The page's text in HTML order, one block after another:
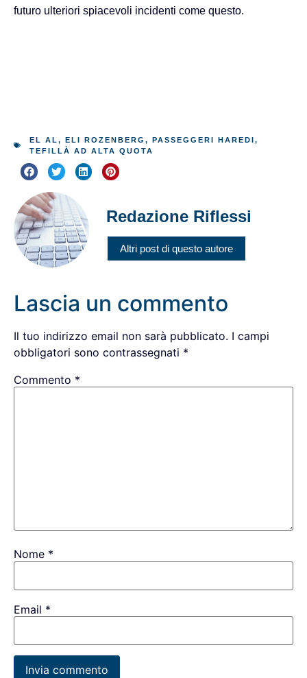
futuro ulteriori spiacevoli incidenti come questo.
EL AL , ELI ROZENBERG , PASSEGGERI HAREDI,
TEFILLÀ AD ALTA QUOTA
Redazione Riflessi
Altri post di questo autore
Lascia un commento
Il tuo indirizzo email non sarà pubblicato. I campi
obbligatori sono contrassegnati *
Commento *
Nome *
Email *